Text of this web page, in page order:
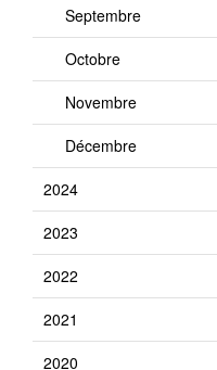
Septembre
Octobre
Novembre
Décembre
2024
2023
2022
2021
2020